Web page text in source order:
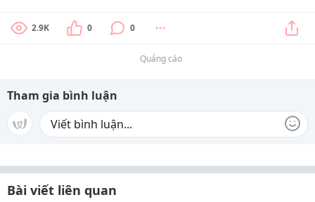
2.9K 0 0
Quảng cáo
Tham gia bình luận
Bài viết liên quan